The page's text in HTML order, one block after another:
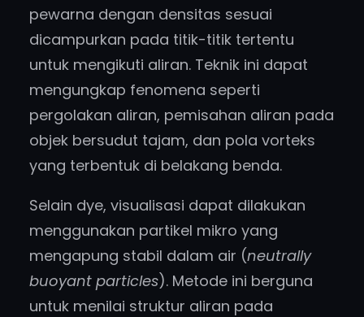
pewarna dengan densitas sesuai
dicampurkan pada titik-titik tertentu
untuk mengikuti aliran. Teknik ini dapat
mengungkap fenomena seperti
pergolakan aliran, pemisahan aliran pada
objek bersudut tajam, dan pola vorteks
yang terbentuk di belakang benda.
Selain dye, visualisasi dapat dilakukan
menggunakan partikel mikro yang
mengapung stabil dalam air (neutrally
buoyant particles). Metode ini berguna
untuk menilai struktur aliran pada